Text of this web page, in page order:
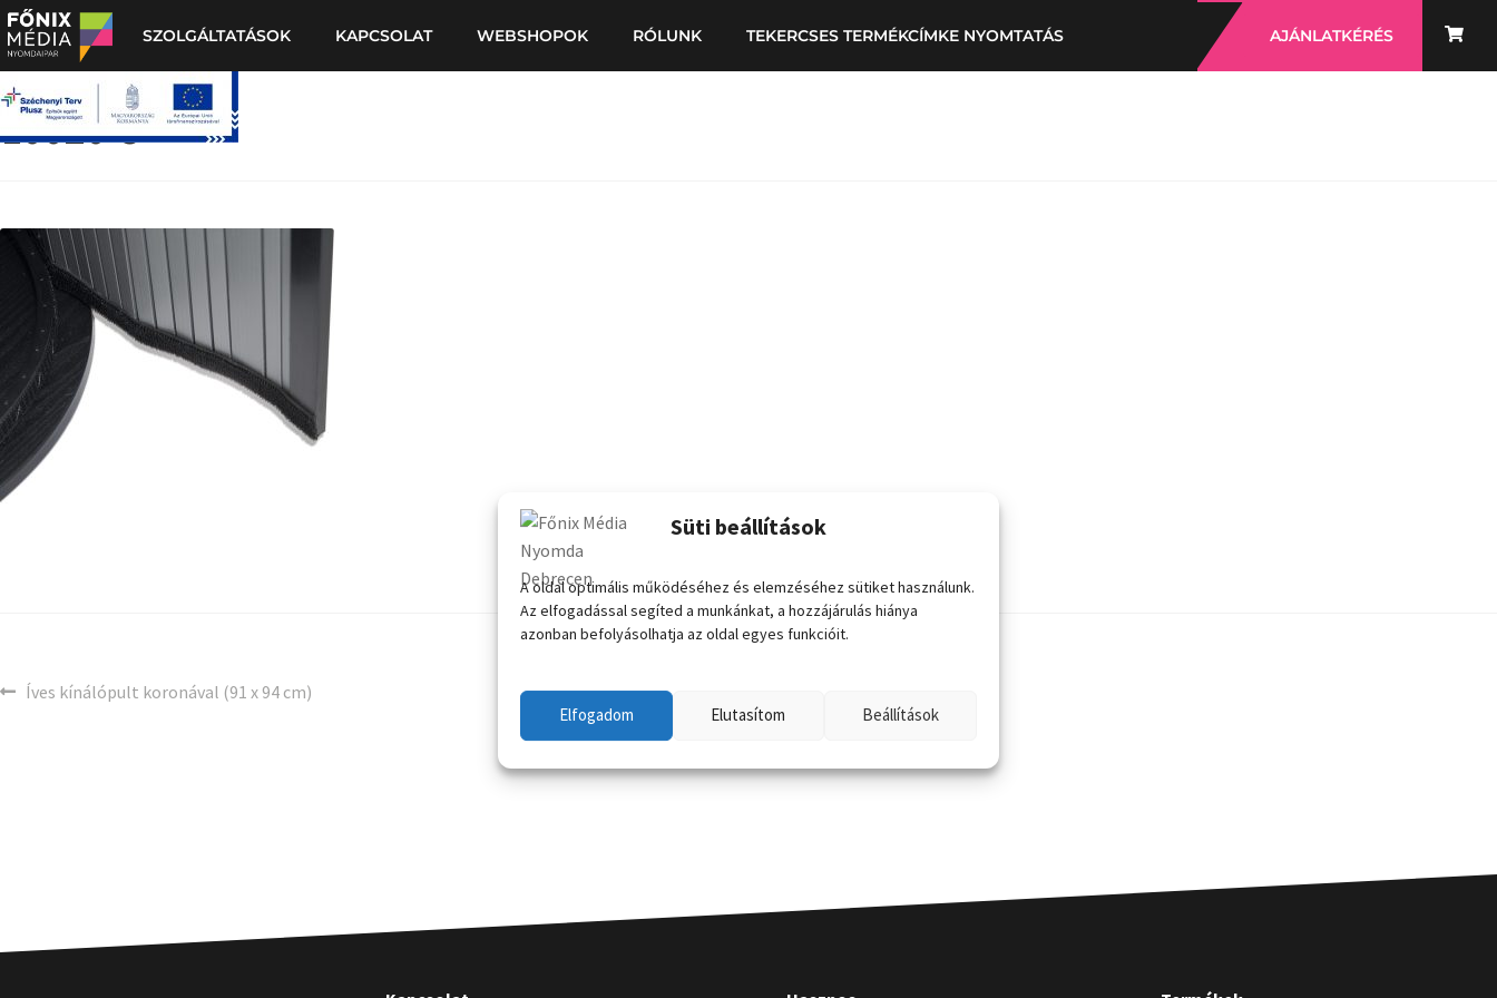
Süti beállítások
A oldal optimális működéséhez és elemzéséhez sütiket használunk.
Az elfogadással segíted a munkánkat, a hozzájárulás hiánya
azonban befolyásolhatja az oldal egyes funkcióit.
Elfogadom Elutasítom Beállítások
SZOLGÁLTATÁSOK KAPCSOLAT WEBSHOPOK RÓLUNK TEKERCSES TERMÉKCÍMKE NYOMTATÁS AJÁNLATKÉRÉS
10020-3
Íves kínálópult koronával (91 x 94 cm)